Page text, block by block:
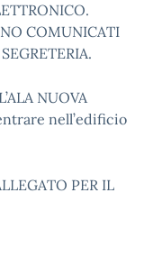
COMUNICATI
NUOVA
nell’edificio
PER IL